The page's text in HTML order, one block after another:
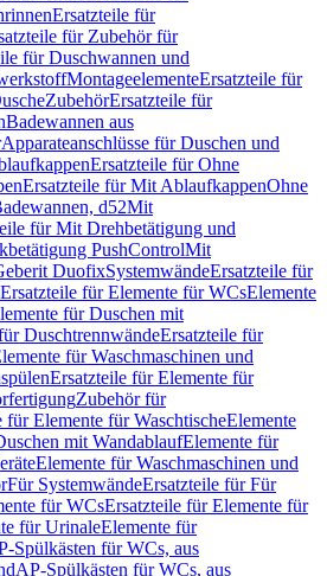
Ersatzteile für
für Zubehör für
für Duschwannen und
MontageelementeErsatzteile für
ZubehörErsatzteile für
Badewannen aus
Apparateanschlüsse für Duschen und
Ersatzteile für Ohne
Ersatzteile für Mit AblaufkappenOhne
d52Mit
für Mit Drehbetätigung und
PushControlMit
DuofixSystemwändeErsatzteile für
Ersatzteile für Elemente für WCsElemente
für Duschen mit
DuschtrennwändeErsatzteile für
für Waschmaschinen und
Ersatzteile für Elemente für
Zubehör für
für Elemente für WaschtischeElemente
mit WandablaufElemente für
Elemente für Waschmaschinen und
Für SystemwändeErsatzteile für Für
für WCsErsatzteile für Elemente für
für UrinaleElemente für
Spülkästen für WCs, aus
AP-Spülkästen für WCs, aus